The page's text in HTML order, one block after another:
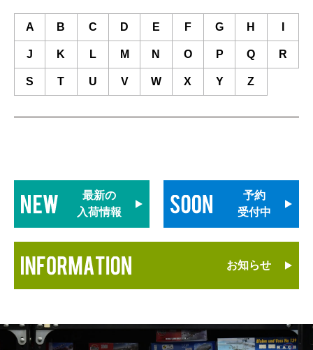
A B C D E F G H
J K L M N O P Q R
S T U V W X Y Z
最新の
入荷情報
予約
受付中
お知らせ